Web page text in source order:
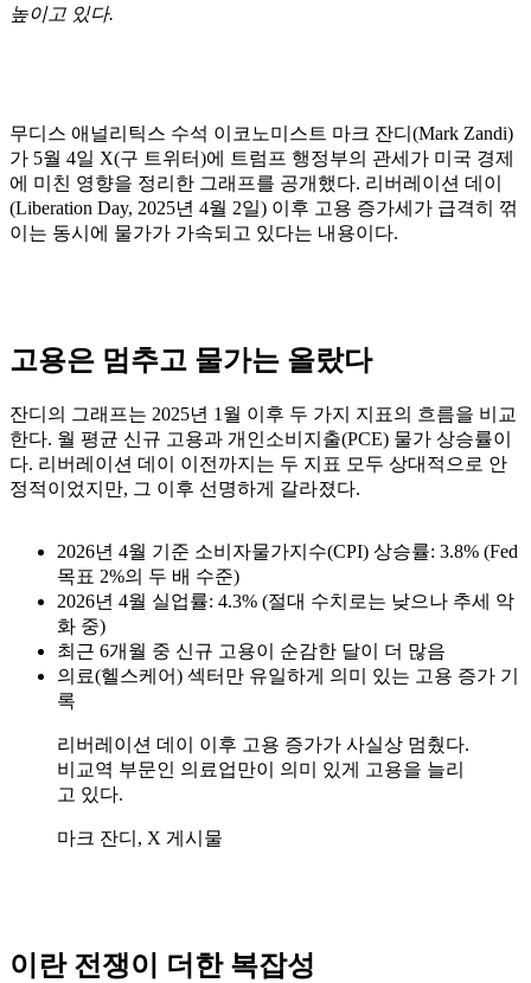
높이고 있다.
무디스 애널리틱스 수석 이코노미스트 마크 잔디(Mark Zandi)
가 5월 4일 X(구 트위터)에 트럼프 행정부의 관세가 미국 경제
에 미친 영향을 정리한 그래프를 공개했다. 리버레이션 데이
(Liberation Day, 2025년 4월 2일) 이후 고용 증가세가 급격히 꺾
이는 동시에 물가가 가속되고 있다는 내용이다.
고용은 멈추고 물가는 올랐다
잔디의 그래프는 2025년 1월 이후 두 가지 지표의 흐름을 비교
한다. 월 평균 신규 고용과 개인소비지출(PCE) 물가 상승률이
다. 리버레이션 데이 이전까지는 두 지표 모두 상대적으로 안
정적이었지만, 그 이후 선명하게 갈라졌다.
2026년 4월 기준 소비자물가지수(CPI) 상승률: 3.8% (Fed
목표 2%의 두 배 수준)
2026년 4월 실업률: 4.3% (절대 수치로는 낮으나 추세 악
화 중)
최근 6개월 중 신규 고용이 순감한 달이 더 많음
의료(헬스케어) 섹터만 유일하게 의미 있는 고용 증가 기
록
리버레이션 데이 이후 고용 증가가 사실상 멈췄다.
비교역 부문인 의료업만이 의미 있게 고용을 늘리
고 있다.
마크 잔디, X 게시물
이란 전쟁이 더한 복잡성